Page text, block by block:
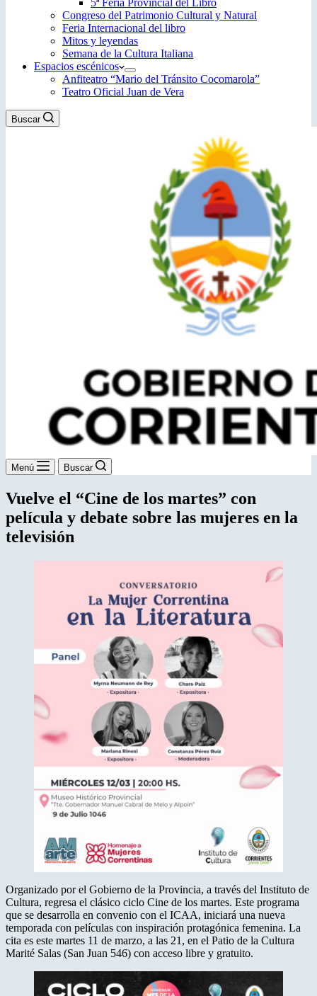
5ª Feria Provincial del Libro
Congreso del Patrimonio Cultural y Natural
Feria Internacional del libro
Mitos y leyendas
Semana de la Cultura Italiana
Espacios escénicos
Anfiteatro “Mario del Tránsito Cocomarola”
Teatro Oficial Juan de Vera
Buscar
Menú Buscar
Vuelve el “Cine de los martes” con
película y debate sobre las mujeres en la
televisión
Organizado por el Gobierno de la Provincia, a través del Instituto de
Cultura, regresa el clásico ciclo Cine de los martes. Este programa
que se desarrolla en convenio con el ICAA, iniciará una nueva
temporada con películas con inspiración protagónica femenina. La
cita es este martes 11 de marzo, a las 21, en el Patio de la Cultura
Marité Salas (San Juan 546) con acceso libre y gratuito.